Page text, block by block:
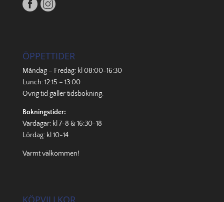
ÖPPETTIDER
Måndag – Fredag: kl 08:00-16:30
Lunch: 12:15 – 13:00
Övrig tid gällertidsbokning.
Bokningstider:
Vardagar: kl 7-8 & 16:30-18
Lördag: kl 10-14
Varmt välkommen!
KÖPVILLKOR